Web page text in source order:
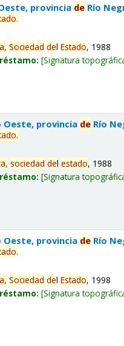
provincia de Río
.
Sociedad delEstado, 1988
Signatura
provincia de Río
.
sociedad delestado, 1988
Signatura
provincia de Río
.
Sociedad delEstado, 1998
Signatura